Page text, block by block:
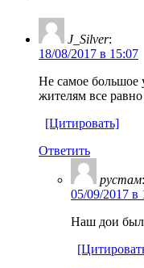
J_Silver:
18/08/2017 в 15:07
Не самое большое
жителям все
[Цитировать]
Ответить
рустам:
05/09/2017 в
Наш дои